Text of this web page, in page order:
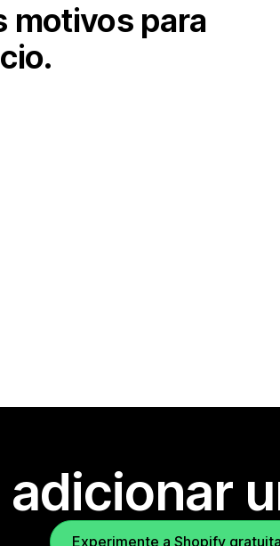
motivos para
adicionar
Experimente a Shopify